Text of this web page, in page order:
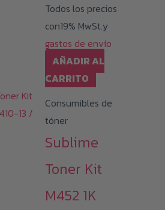
Todos los precios
con19% MwSt.y
gastos de envío
AÑADIR AL
CARRITO
Consumibles de
tóner
Sublime
Toner Kit
M452 1K